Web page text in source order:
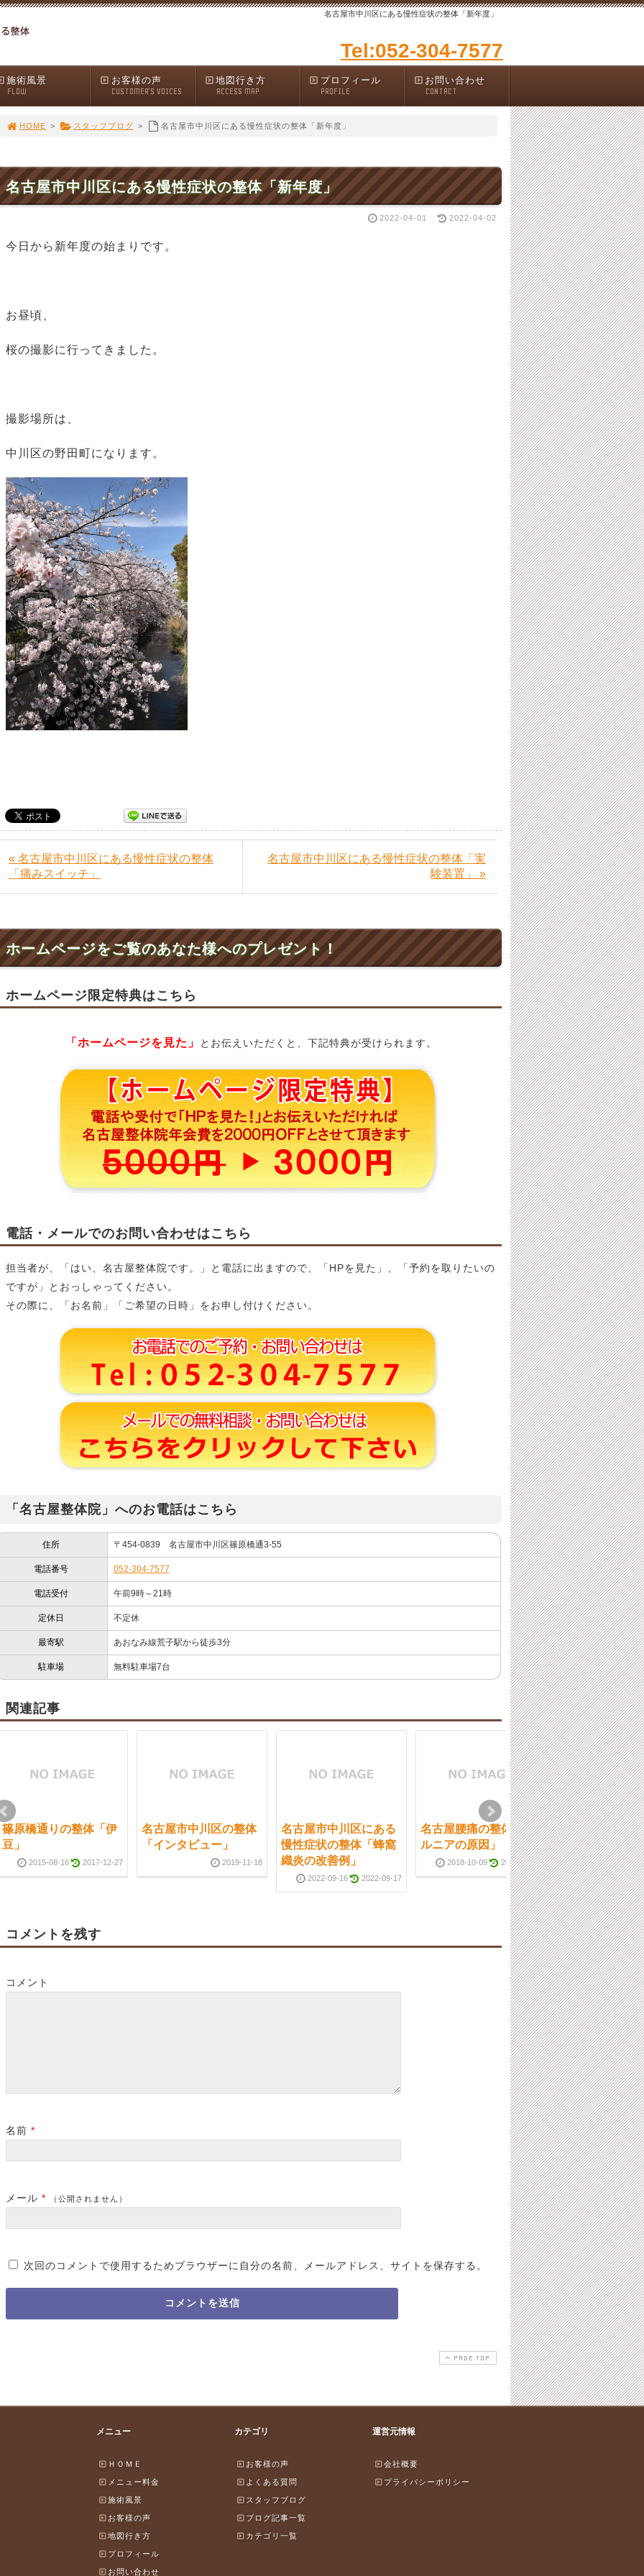
名古屋市中川区にある慢性症状の整体「新年度」
Tel:052-304-7577
施術風景
FLOW
お客様の声
CUSTOMER'S VOICES
地図行き方
ACCESS MAP
プロフィール
PROFILE
お問い合わせ
CONTACT
HOME > スタッフブログ > 名古屋市中川区にある慢性症状の整体「新年度」
名古屋市中川区にある慢性症状の整体「新年度」
2022-04-01 2022-04-02
今日から新年度の始まりです。
お昼頃、
桜の撮影に行ってきました。
撮影場所は、
中川区の野田町になります。
« 名古屋市中川区にある慢性症状の整体
「痛みスイッチ」
名古屋市中川区にある慢性症状の整体「実
験装置」 »
ホームページをご覧のあなた様へのプレゼント！
ホームページ限定特典はこちら
「ホームページを見た」 とお伝えいただくと、下記特典が受けられます。
電話・メールでのお問い合わせはこちら
担当者が、「はい、名古屋整体院です。」と電話に出ますので、「HPを見た」、「予約を取りたいの
ですが」とおっしゃってください。
その際に、「お名前」「ご希望の日時」をお申し付けください。
「名古屋整体院」へのお電話はこちら
住所 〒454-0839 名古屋市中川区篠原橋通3-55
電話番号 052-304-7577
電話受付 午前9時～21時
定休日 不定休
最寄駅 あおなみ線荒子駅から徒歩3分
駐車場 無料駐車場7台
関連記事
篠原橋通りの整体「伊
豆」
2015-08-16 2017-12-27
名古屋市中川区の整体
「インタビュー」
2019-11-18
名古屋市中川区にある
慢性症状の整体「蜂窩
織炎の改善例」
2022-09-16 2022-09-17
名古屋腰痛の整体「ヘ
ルニアの原因」
2018-10-09 2018-10-12
高畑駅の整体「
と・・・」
2017-10-13
コメントを残す
コメント
名前 *
メール * （公開されません）
次回のコメントで使用するためブラウザーに自分の名前、メールアドレス、サイトを保存する。
PAGE TOP
メニュー
ＨＯＭＥ
メニュー料金
施術風景
お客様の声
地図行き方
プロフィール
お問い合わせ
カテゴリ
お客様の声
よくある質問
スタッフブログ
ブログ記事一覧
カテゴリ一覧
運営元情報
会社概要
プライバシーポリシー